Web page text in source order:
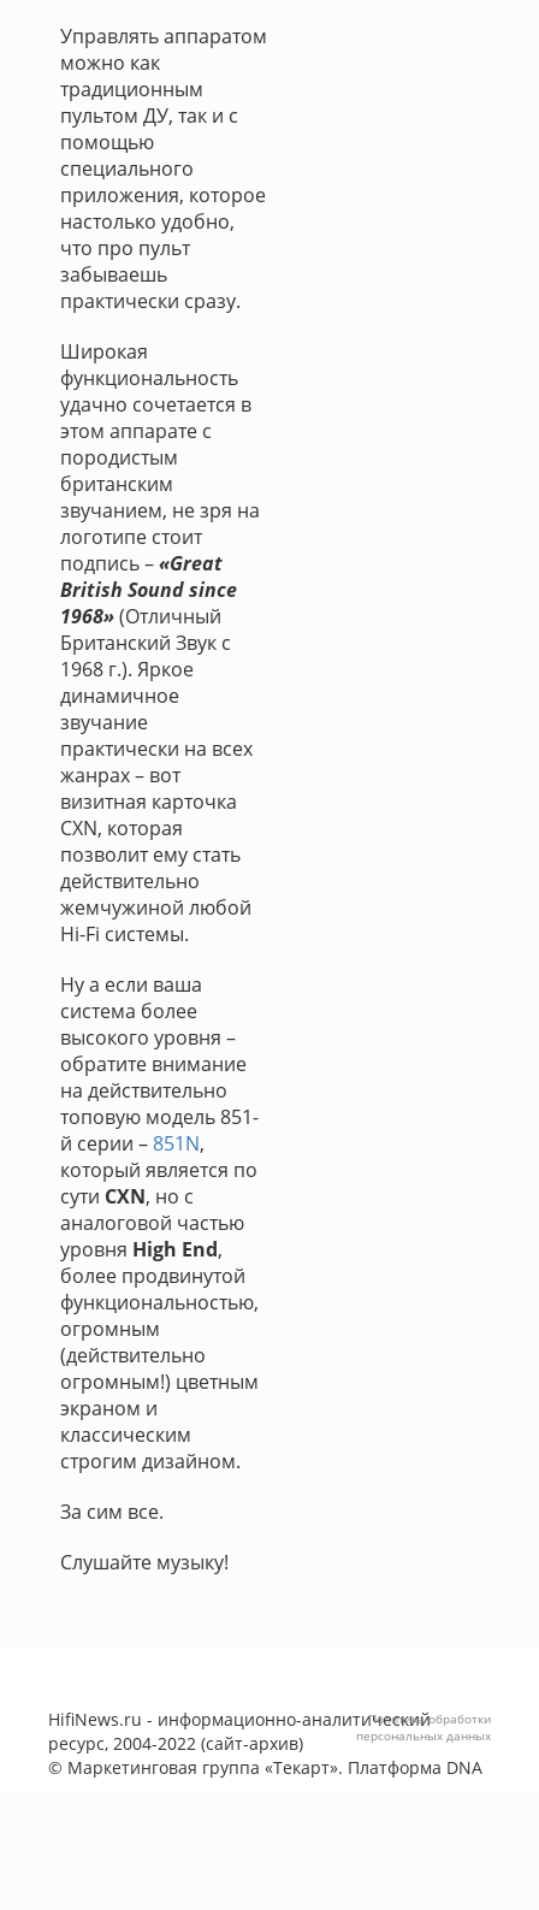
Управлять аппаратом
можно как
традиционным
пультом ДУ, так и с
помощью
специального
приложения, которое
настолько удобно,
что про пульт
забываешь
практически сразу.
Широкая
функциональность
удачно сочетается в
этом аппарате с
породистым
британским
звучанием, не зря на
логотипе стоит
подпись –«Great
British Sound since
1968»(Отличный
Британский Звук с
1968 г.). Яркое
динамичное
звучание
практически на всех
жанрах – вот
визитная карточка
CXN, которая
позволит ему стать
действительно
жемчужиной любой
Hi-Fi системы.
Ну а если ваша
система более
высокого уровня –
обратите внимание
на действительно
топовую модель 851-
й серии –851N,
который является по
сути CXN, но с
аналоговой частью
уровня High End,
более продвинутой
функциональностью,
огромным
(действительно
огромным!) цветным
экраном и
классическим
строгим дизайном.
За сим все.
Слушайте музыку!
HifiNews.ru - информационно-аналитический
ресурс, 2004-2022 (сайт-архив)
© Маркетинговая группа «Текарт». Платформа DNA
Политика обработки
персональных данных